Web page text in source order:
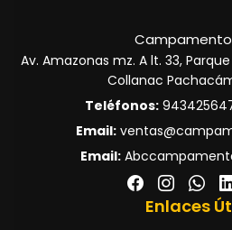
Av. Amazonas mz. A lt. 33,
Collanac
Teléfonos:
Email:
Email:
Enlaces